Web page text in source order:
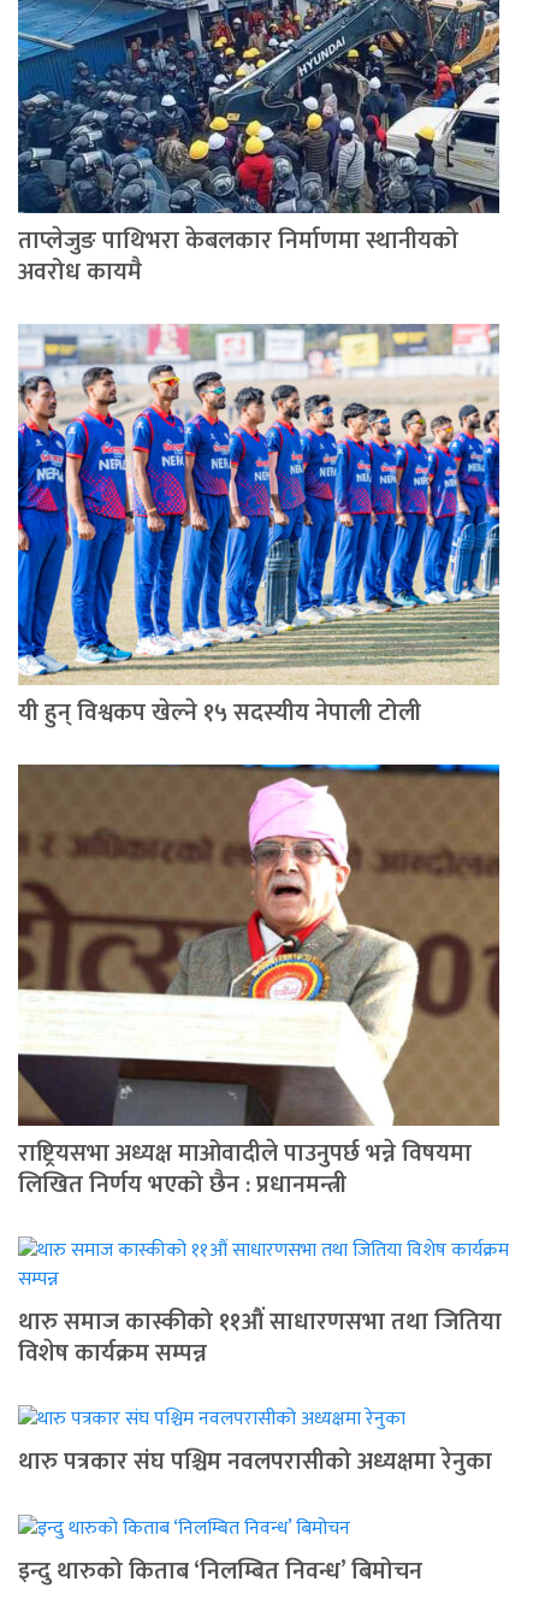
ताप्लेजुङ पाथिभरा केबलकार निर्माणमा स्थानीयको
अवरोध कायमै
यी हुन् विश्वकप खेल्ने १५ सदस्यीय नेपाली टोली
राष्ट्रियसभा अध्यक्ष माओवादीले पाउनुपर्छ भन्ने विषयमा
लिखित निर्णय भएको छैन : प्रधानमन्त्री
थारु समाज कास्कीको ११औं साधारणसभा तथा जितिया
विशेष कार्यक्रम सम्पन्न
थारु पत्रकार संघ पश्चिम नवलपरासीको अध्यक्षमा रेनुका
इन्दु थारुको किताब ‘निलम्बित निवन्ध’ बिमोचन